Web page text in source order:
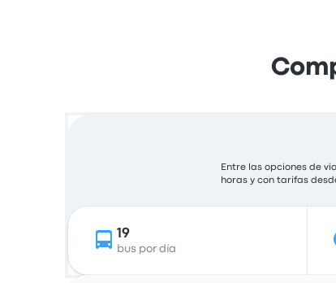
Entre las opciones de
horas y con tarifas
19
bus por día